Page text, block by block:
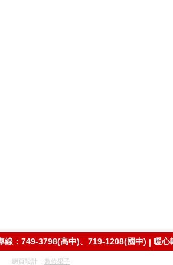
線：749-3798(高中)、719-1208(國中) | 暖心
網頁設計： 數位果子